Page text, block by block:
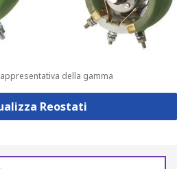
della gamma
Reostati